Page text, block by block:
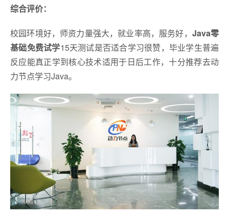
综合评价：
校园环境好，师资力量强大，就业率高，服务好， Java零
基础免费试学15天测试是否适合学习很赞，毕业学生普遍
反应能真正学到核心技术适用于日后工作，十分推荐去动
力节点学习Java。